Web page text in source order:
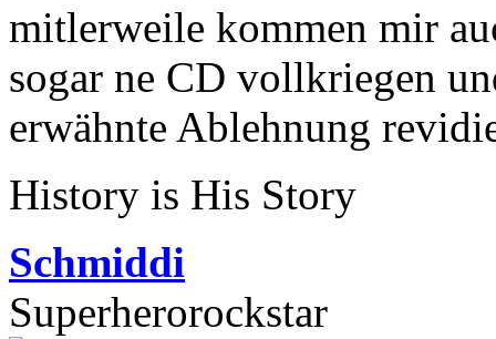
mitlerweile kommen mir
sogar ne CD vollkriegen
erwähnte Ablehnung
History is His Story
Schmiddi
Superherorockstar